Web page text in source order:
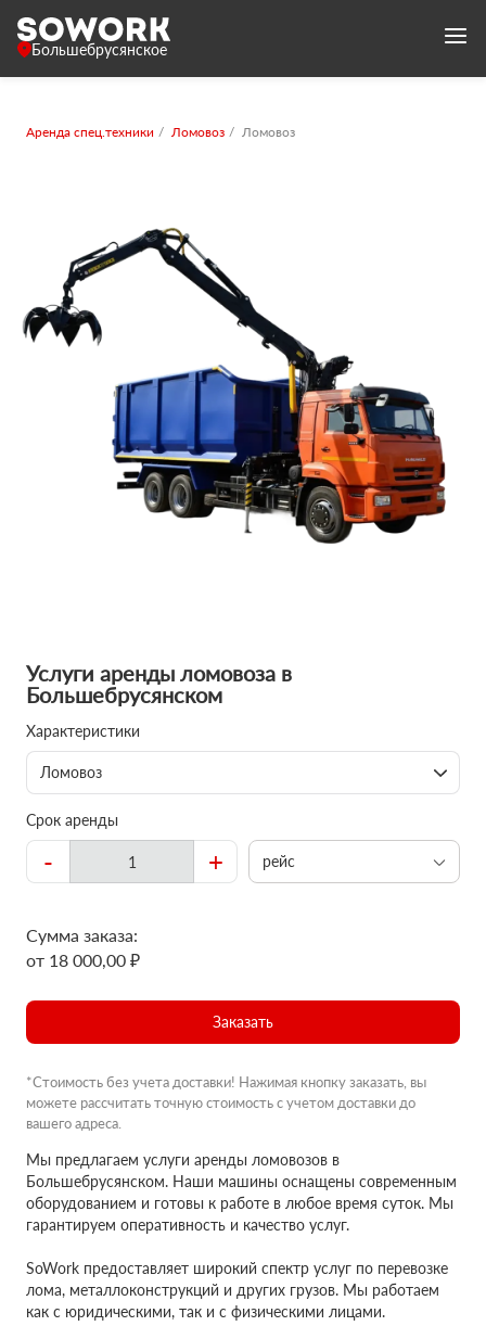
Большебрусянское
Аренда спец.техники Ломовоз Ломовоз
Услуги аренды ломовоза в
Большебрусянском
Характеристики
Ломовоз
Срок аренды
- + рейс
Сумма заказа:
от 18 000,00 ₽
Заказать
*Стоимость без учета доставки! Нажимая кнопку заказать, вы
можете рассчитать точную стоимость с учетом доставки до
вашего адреса.
Мы предлагаем услуги аренды ломовозов в
Большебрусянском. Наши машины оснащены современным
оборудованием и готовы к работе в любое время суток. Мы
гарантируем оперативность и качество услуг.
SoWork предоставляет широкий спектр услуг по перевозке
лома, металлоконструкций и других грузов. Мы работаем
как с юридическими, так и с физическими лицами.